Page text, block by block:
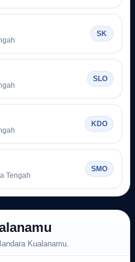
SK
SLO
KDO
Tengah
SMO
Kualanamu.